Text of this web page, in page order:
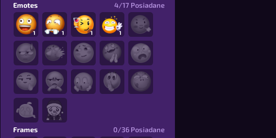
Emotes 4/17 Posiadane
1 1 1 1
Frames 0/36 Posiadane